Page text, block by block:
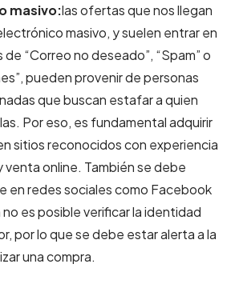
masivo:las ofertas que nos llegan
masivo, y suelen entrar en
“Correo no deseado”, “Spam” o
pueden provenir de personas
que buscan estafar a quien
Por eso, es fundamental adquirir
sitios reconocidos con experiencia
venta online. También se debe
en redes sociales como Facebook
es posible verificar la identidad
por lo que se debe estar alerta a la
una compra.